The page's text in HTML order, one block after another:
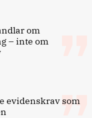
om
– inte om
evidenskrav som